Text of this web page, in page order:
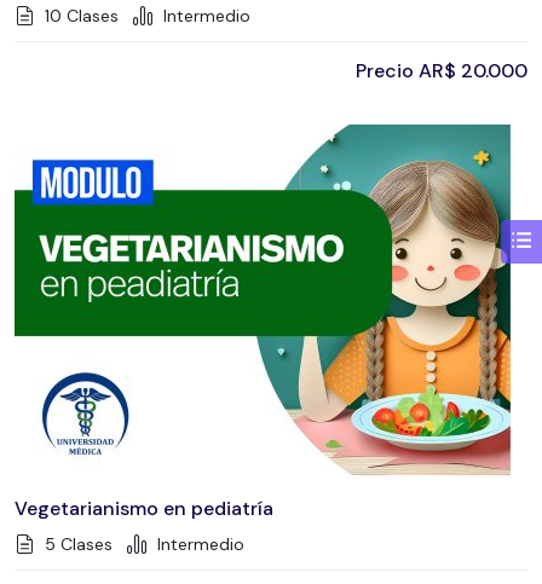
10 Clases Intermedio
Precio AR$ 20.000
Vegetarianismo en pediatría
5 Clases Intermedio